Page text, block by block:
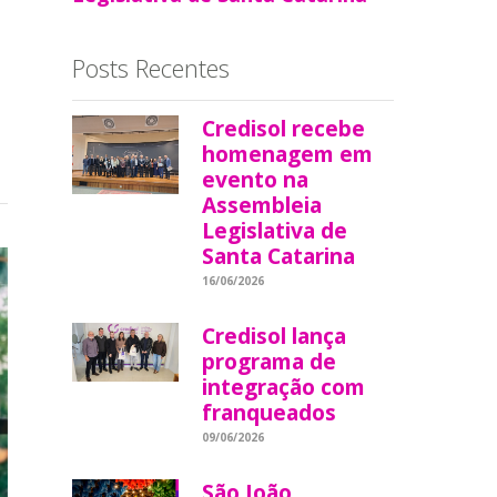
Posts Recentes
Credisol recebe
homenagem em
evento na
Assembleia
Legislativa de
Santa Catarina
16/06/2026
Credisol lança
programa de
integração com
franqueados
09/06/2026